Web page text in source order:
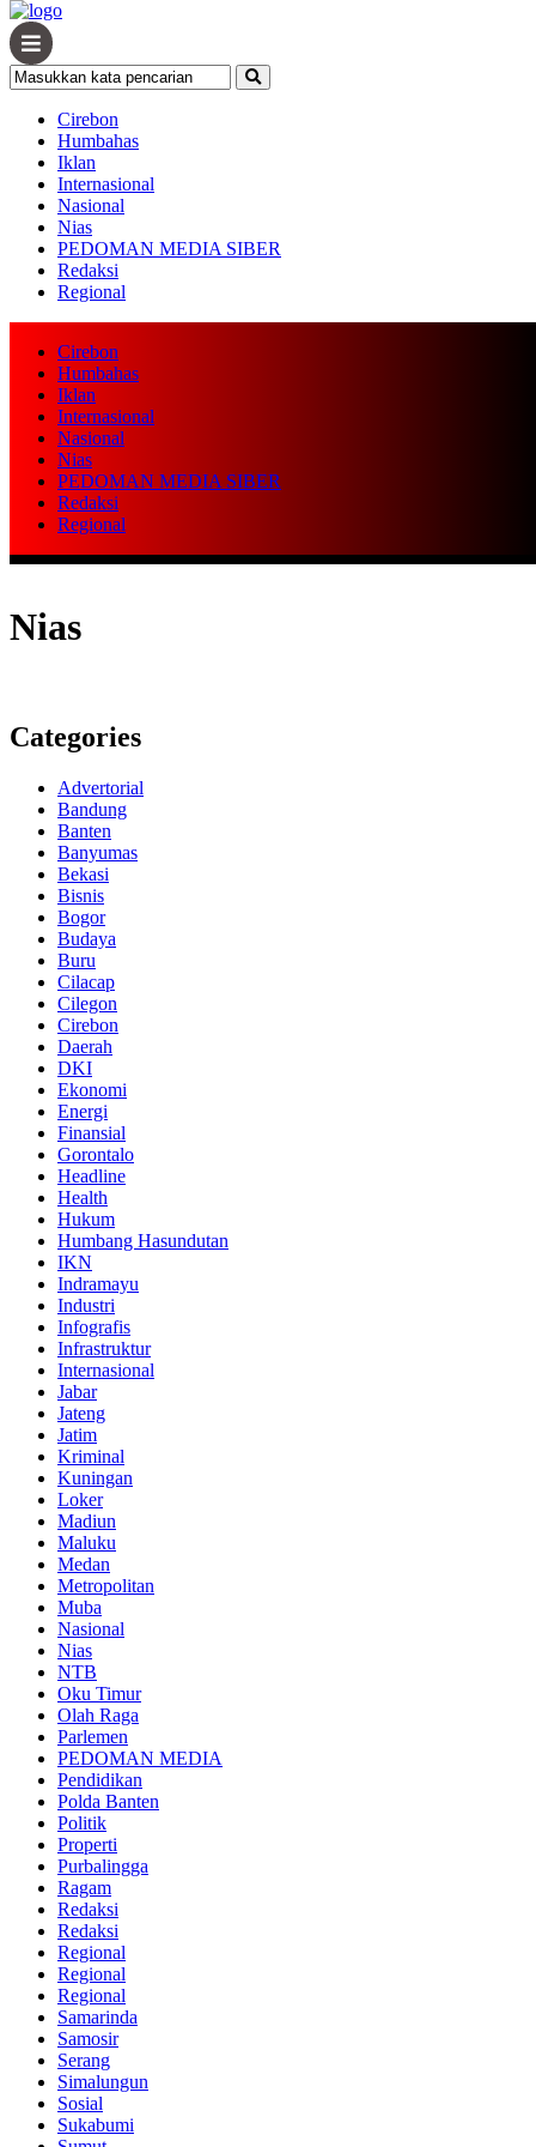
Cirebon
Humbahas
Iklan
Internasional
Nasional
Nias
PEDOMAN MEDIA SIBER
Redaksi
Regional
Cirebon
Humbahas
Iklan
Internasional
Nasional
Nias
PEDOMAN MEDIA SIBER
Redaksi
Regional
Nias
Categories
Advertorial
Bandung
Banten
Banyumas
Bekasi
Bisnis
Bogor
Budaya
Buru
Cilacap
Cilegon
Cirebon
Daerah
DKI
Ekonomi
Energi
Finansial
Gorontalo
Headline
Health
Hukum
Humbang Hasundutan
IKN
Indramayu
Industri
Infografis
Infrastruktur
Internasional
Jabar
Jateng
Jatim
Kriminal
Kuningan
Loker
Madiun
Maluku
Medan
Metropolitan
Muba
Nasional
Nias
NTB
Oku Timur
Olah Raga
Parlemen
PEDOMAN MEDIA
Pendidikan
Polda Banten
Politik
Properti
Purbalingga
Ragam
Redaksi
Redaksi
Regional
Regional
Regional
Samarinda
Samosir
Serang
Simalungun
Sosial
Sukabumi